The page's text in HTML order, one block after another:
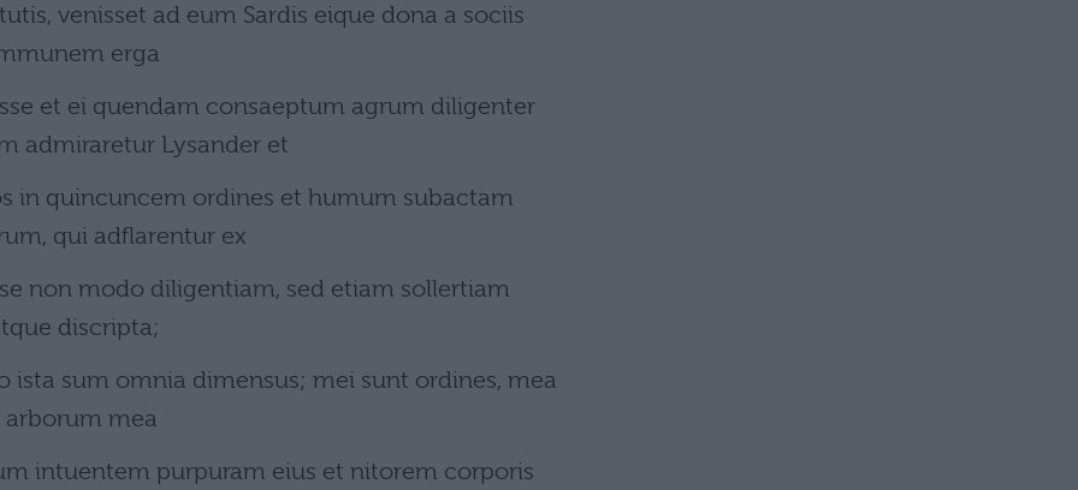
venisset ad eum Sardis eique dona a sociis
erga
et ei quendam consaeptum agrum diligenter
admiraretur Lysander et
in quincuncem ordines et humum subactam
qui adflarentur ex
non modo diligentiam, sed etiam sollertiam
discripta;
ista sum omnia dimensus; mei sunt ordines, mea
mea
intuentem purpuram eius et nitorem corporis